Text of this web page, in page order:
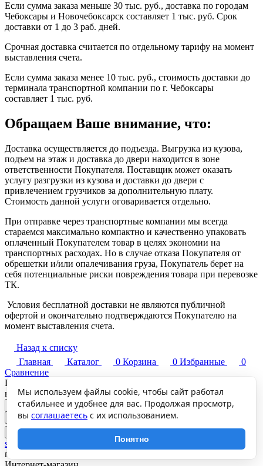
Если сумма заказа меньше 30 тыс. руб., доставка по городам
Чебоксары и Новочебоксарск составляет 1 тыс. руб. Срок
доставки от 1 до 3 раб. дней.
Срочная доставка считается по отдельному тарифу на момент
выставления счета.
Если сумма заказа менее 10 тыс. руб., стоимость доставки до
терминала транспортной компании по г. Чебоксары
составляет 1 тыс. руб.
Обращаем Ваше внимание, что:
Доставка осуществляется до подъезда. Выгрузка из кузова,
подъем на этаж и доставка до двери находится в зоне
ответственности Покупателя. Поставщик может оказать
услугу разгрузки из кузова и доставки до двери с
привлечением грузчиков за дополнительную плату.
Стоимость данной услуги оговаривается отдельно.
При отправке через транспортные компании мы всегда
стараемся максимально компактно и качественно упаковать
оплаченный Покупателем товар в целях экономии на
транспортных расходах. Но в случае отказа Покупателя от
обрешетки и/или опалечивания груза, Покупатель берет на
себя потенциальные риски повреждения товара при перевозке
ТК.
Условия бесплатной доставки не являются публичной
офертой и окончательно подтверждаются Покупателю на
момент выставления счета.
Назад к списку
Главная
Каталог 0 Корзина 0 Избранные
0
Сравнение
Подписаться
на новости и акции
+7 (800) 700-67-71
sale@sklad-21.ru
г. Чебоксары, Складской проезд 6, склад 34
Мы используем файлы cookie, чтобы сайт работал
стабильнее и удобнее для вас. Продолжая просмотр,
вы соглашаетесь с их использованием.
Понятно